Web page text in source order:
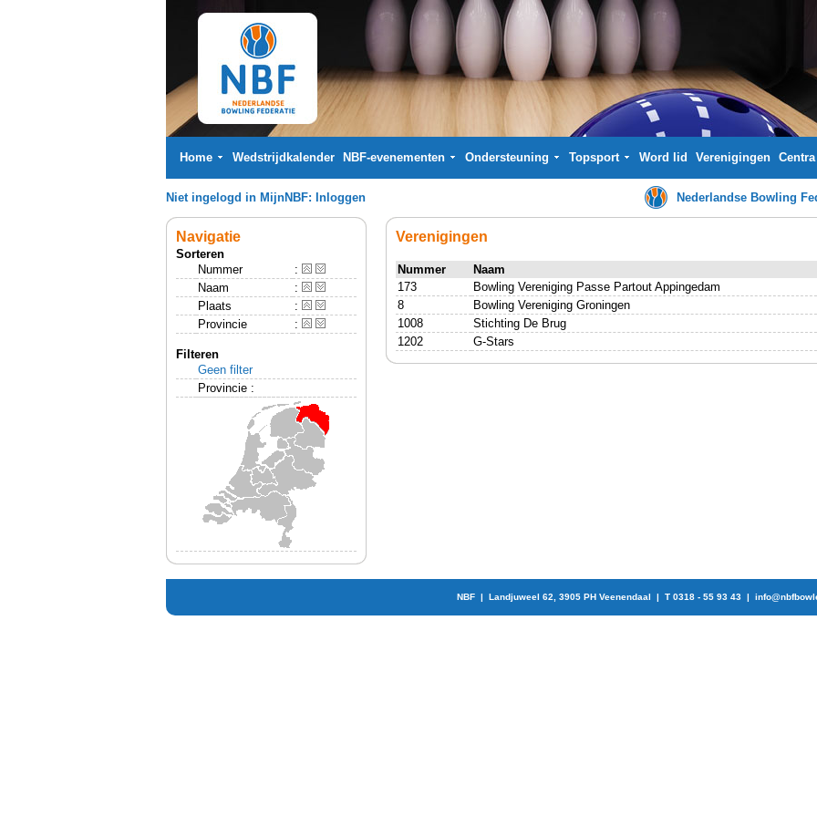
Home Wedstrijdkalender NBF-evenementen Ondersteuning Topsport Word lid Verenigingen Centra
Niet ingelogd in MijnNBF: Inloggen Nederlandse Bowling
Navigatie
Sorteren
Nummer
:
Naam
:
Plaats
:
Provincie
:
Filteren
Geen filter
Provincie :
Verenigingen
Nummer Naam
173
Bowling Vereniging Passe Partout Appingedam
8
Bowling Vereniging Groningen
1008
Stichting De Brug
1202
G-Stars
NBF | Landjuweel 62, 3905 PH Veenendaal | T 0318 - 55 93 43 |